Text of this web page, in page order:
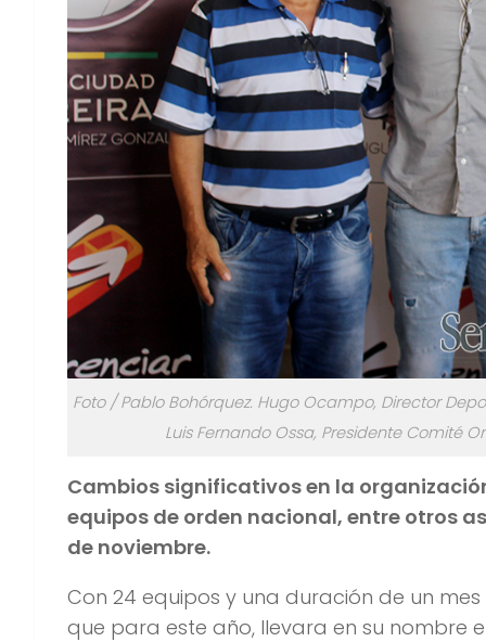
Foto / Pablo Bohórquez. Hugo Ocampo, Director
Luis Fernando Ossa, Presidente Comité
Cambios significativos en la
equipos de orden nacional, entre otros
de noviembre.
Con 24 equipos y una duración de un
que para este año, llevara en su nombre